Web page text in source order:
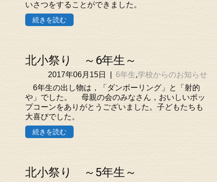
いさつをすることができました。
続きを読む
北小祭り ～6年生～
2017年06月15日 6年生,学校からのお知らせ
6年生の出し物は，「ダンボーリング」と「射的
や」でした。 母親の会のみなさん，おいしいポッ
プコーンをありがとうございました。子どもたちも
大喜びでした。
続きを読む
北小祭り ～5年生～